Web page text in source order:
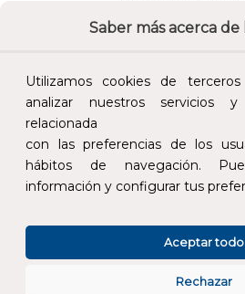
Saber más acerca de
Utilizamos cookies de
analizar nuestros servicios y
relacionada
con las preferencias de los
hábitos de navegación.
información y configurar tus
Rechazar
Aceptar todo
precios para
Impuestos no incluidos.
AÑADIR AL
Añade al carrito y